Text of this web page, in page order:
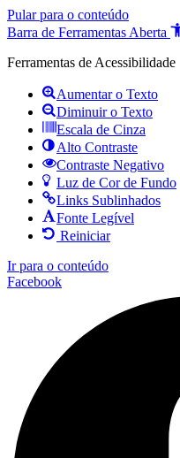
Pular para o conteúdo
Barra de Ferramentas Aberta
Ferramentas de Acessibilidade
Aumentar o Texto
Diminuir o Texto
Escala de Cinza
Alto Contraste
Contraste Negativo
Luz de Cor de Fundo
Links Sublinhados
Fonte Legível
Reiniciar
Ir para o conteúdo
Facebook